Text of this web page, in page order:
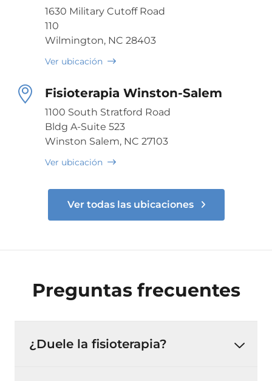
1630 Military Cutoff Road
110
Wilmington, NC 28403
Ver ubicación
Fisioterapia Winston-Salem
1100 South Stratford Road
Bldg A-Suite 523
Winston Salem, NC 27103
Ver ubicación
Ver todas las ubicaciones
Preguntas frecuentes
¿Duele la fisioterapia?